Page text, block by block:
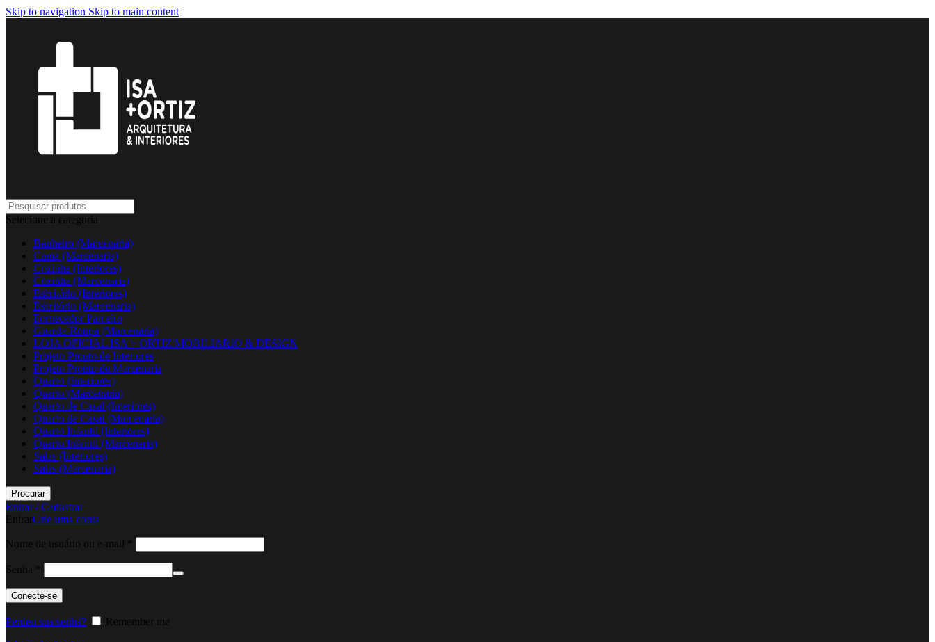
Skip to navigation Skip to main content
Selecione a categoria
Banheiro (Marcenaria)
Cama (Marcenaria)
Cozinha (Interiores)
Cozinha (Marcenaria)
Escritório (Interiores)
Escritório (Marcenaria)
Fornecedor Parceiro
Guarda-Roupa (Marcenaria)
LOJA OFICIAL ISA + ORTIZ MOBILIARIO & DESIGN
Projeto Pronto de Interiores
Projeto Pronto de Marcenaria
Quarto (Interiores)
Quarto (Marcenaria)
Quarto de Casal (Interiores)
Quarto de Casal (Marcenaria)
Quarto Infantil (Interiores)
Quarto Infantil (Marcenaria)
Salas (Interiores)
Salas (Marcenaria)
Procurar
Entrar / Cadastrar
Entrar Crie uma conta
Nome de usuário ou e-mail
Senha
Conecte-se
Perdeu sua senha?
Remember me